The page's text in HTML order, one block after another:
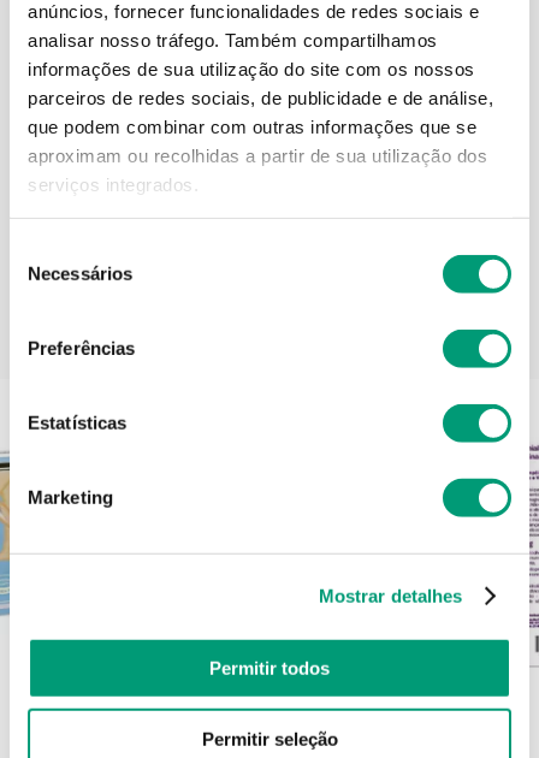
anúncios, fornecer funcionalidades de redes sociais e
analisar nosso tráfego. Também compartilhamos
informações de sua utilização do site com os nossos
parceiros de redes sociais, de publicidade e de análise,
que podem combinar com outras informações que se
aproximam ou recolhidas a partir de sua utilização dos
serviços integrados.
Necessários
Preferências
Estatísticas
Marketing
Mostrar detalhes
Permitir todos
Permitir seleção
Modo de utilização
Informações técnicas
PODERÁ TAMBÉM GOSTAR
DUROLANE